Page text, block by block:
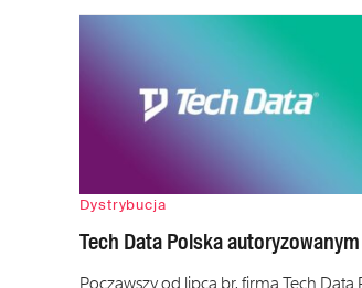
Dystrybucja
Tech Data Polska
Począwszy od lipca br. firma Tech